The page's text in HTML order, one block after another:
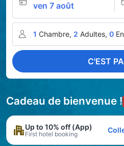
ven 7 août
1 Chambre, 2 Adultes, 0
C'EST
Cadeau de bienvenue !
Up to 10% off (App)
First hotel booking